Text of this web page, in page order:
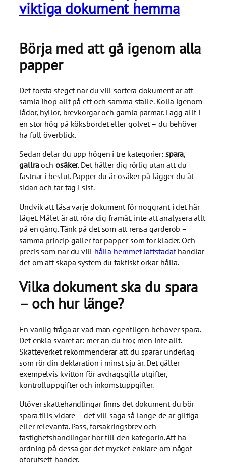
viktiga dokument hemma
Börja med att gå igenom alla
papper
Det första steget när du vill sortera dokument är att
samla ihop allt på ett och samma ställe. Kolla igenom
lådor, hyllor, brevkorgar och gamla pärmar. Lägg allt i
en stor hög på köksbordet eller golvet – du behöver
ha full överblick.
Sedan delar du upp högen i tre kategorier:spara,
gallraoch osäker. Det håller dig rörlig utan att du
fastnar i beslut. Papper du är osäker på lägger du åt
sidan och tar tag i sist.
Undvik att läsa varje dokument för noggrant i det här
läget. Målet är att röra dig framåt, inte att analysera allt
på en gång. Tänk på det som att rensa garderob –
samma princip gäller för papper som för kläder. Och
precis som när du vill hålla hemmet lättstädathandlar
det om att skapa system du faktiskt orkar hålla.
Vilka dokument ska du spara
– och hur länge?
En vanlig fråga är vad man egentligen behöver spara.
Det enkla svaret är: mer än du tror, men inte allt.
Skatteverket rekommenderar att du sparar underlag
som rör din deklaration i minst sju år. Det gäller
exempelvis kvitton för avdragsgilla utgifter,
kontrolluppgifter och inkomstuppgifter.
Utöver skattehandlingar finns det dokument du bör
spara tills vidare – det vill säga så länge de är giltiga
eller relevanta. Pass, försäkringsbrev och
fastighetshandlingar hör till den kategorin. Att ha
ordning på dessa gör det mycket enklare om något
oförutsett händer.